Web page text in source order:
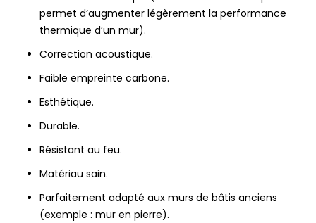
permet d’augmenter légèrement la performance
thermique d’un mur).
Correction acoustique.
Faible empreinte carbone.
Esthétique.
Durable.
Résistant au feu.
Matériau sain.
Parfaitement adapté aux murs de bâtis anciens
(exemple : mur en pierre).